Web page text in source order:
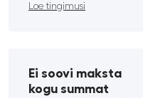
Loe tingimusi
Ei soovi maksta
kogu summat